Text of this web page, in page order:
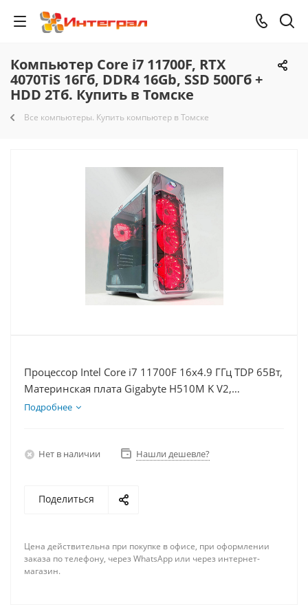
Компьютер Core i7 11700F, RTX
4070TiS 16Гб, DDR4 16Gb, SSD 500Гб +
HDD 2Тб. Купить в Томске
Все компьютеры. Купить компьютер в Томске
Процессор Intel Core i7 11700F 16x4.9 ГГц TDP 65Вт,
Материнская плата Gigabyte H510M K V2,
Видеокарта RTX 4070TiS 16Гб, Память DDR4 16Gb,
Подробнее
Нет в наличии Нашли дешевле?
Поделиться
Цена действительна при покупке в офисе, при оформлении
заказа по телефону, через WhatsApp или через интернет-
магазин.